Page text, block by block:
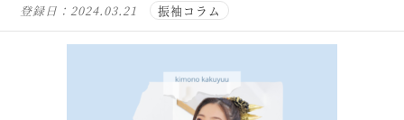
登録日：2024.03.21 振袖コラム